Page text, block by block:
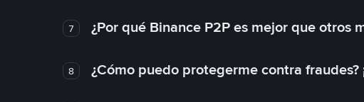
7 ¿Por qué Binance P2P es mejor que otros
8 ¿Cómo puedo protegerme contra fraudes?